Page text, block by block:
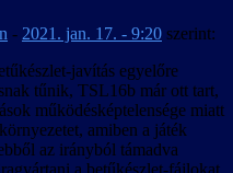
- 2021. jan. 17. - 9:20 szerint:
javítás egyelőre
tűnik, TSL16b már ott tart,
működésképtelensége miatt
amiben a játék
az irányból támadva
a betűkészlet-fájlokat.